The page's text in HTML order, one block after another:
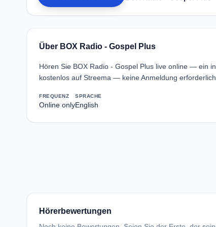
Über BOX Radio - Gospel Plus
Hören Sie BOX Radio - Gospel Plus live online — ein
kostenlos auf Streema — keine Anmeldung erforderlich.
FREQUENZ
Online only
SPRACHE
English
Hörerbewertungen